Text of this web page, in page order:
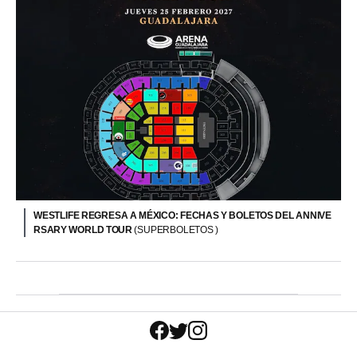
WESTLIFE REGRESA A MÉXICO: FECHAS Y BOLETOS DEL ANNIVE
RSARY WORLD TOUR(SUPERBOLETOS )